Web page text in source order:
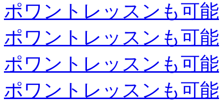
ポワントレッスンも可能
ポワントレッスンも可能
ポワントレッスンも可能
ポワントレッスンも可能